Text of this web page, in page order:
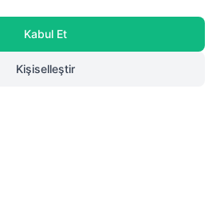
Günlük Sandalet PC-7462 M
☆☆
★★
Kabul Et
Kişiselleştir